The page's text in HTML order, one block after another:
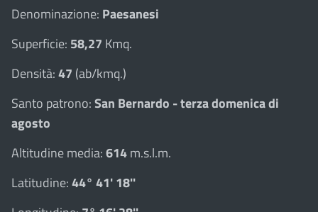
Denominazione: Paesanesi
Superficie: 58,27 Kmq.
Densità:47 (ab/kmq.)
Santo patrono:San Bernardo - terza domenica di
agosto
Altitudine media:614m.s.l.m.
Latitudine:44° 41' 18''